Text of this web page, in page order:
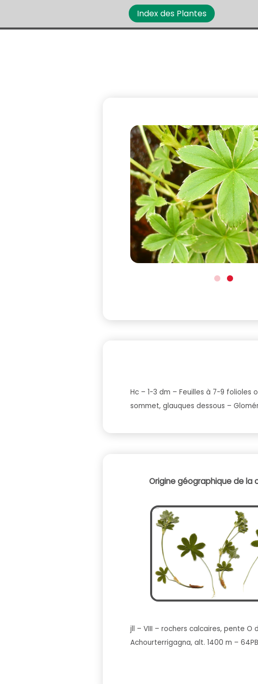
Index des Plantes
Hc – 1-3 dm – Feuilles à 7-9
sommet, glauques dessous –
Origine géographique de la
jll – VIII – rochers calcaires, pente O
Achourterrigagna, alt. 1400 m –